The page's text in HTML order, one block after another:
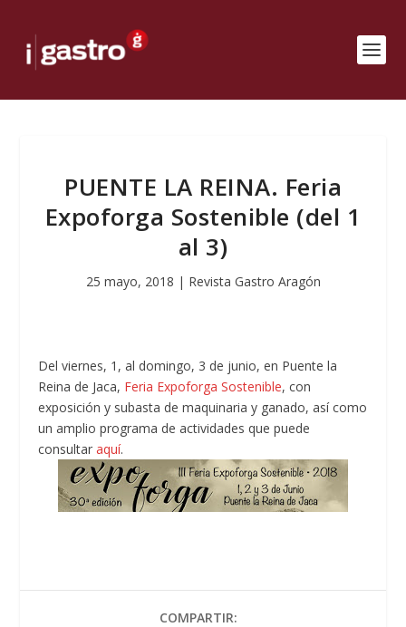
PUENTE LA REINA. Feria
Expoforga Sostenible (del 1
al 3)
25 mayo, 2018 | Revista Gastro Aragón
Del viernes, 1, al domingo, 3 de junio, en Puente la
Reina de Jaca, Feria Expoforga Sostenible, con
exposición y subasta de maquinaria y ganado, así como
un amplio programa de actividades que puede
consultaraquí.
COMPARTIR: